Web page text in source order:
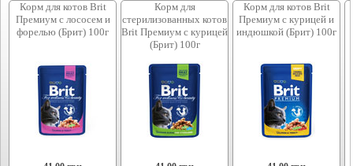
Корм для котов Brit
Премиум с лососем и
форелью (Брит) 100г
Корм для
стерилизованных котов
Brit Премиум с курицей
(Брит) 100г
Корм для котов Brit
Премиум с курицей и
индюшкой (Брит) 100г